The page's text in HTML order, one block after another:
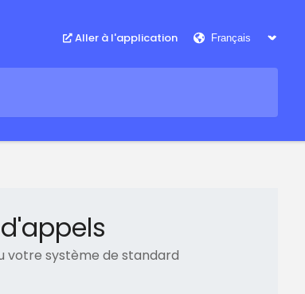
Aller à l'application
votre système de standard